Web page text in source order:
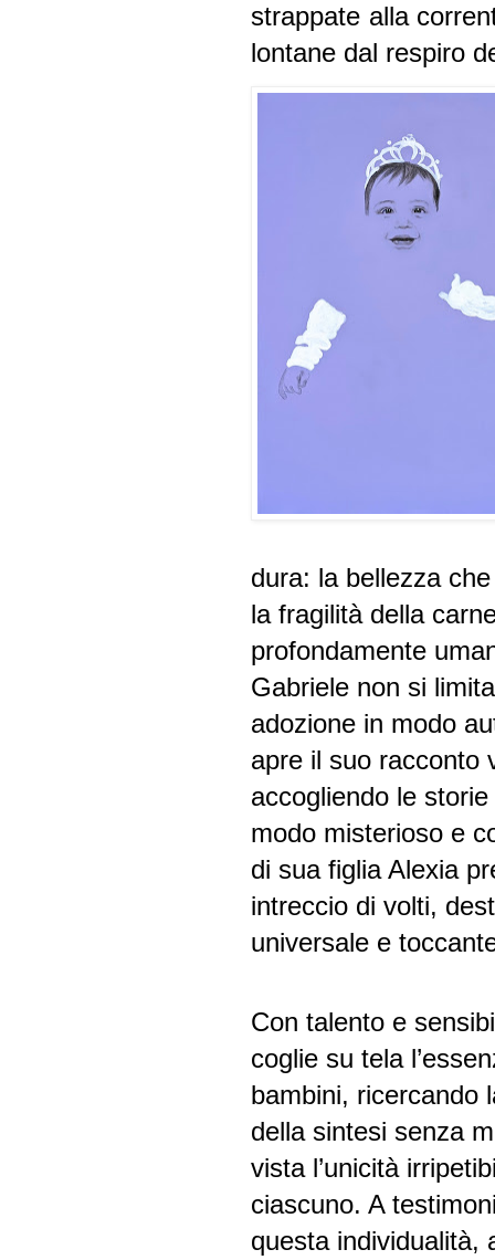
strappate alla
lontane dal respiro
dura: la bellezza
la fragilità della
profondamente
Gabriele non si
adozione in modo
apre il suo racconto
accogliendo le
modo misterioso e
di sua figlia Alexia
intreccio di volti,
universale e
Con talento e
coglie su tela
bambini, ricercando
della sintesi senza
vista l’unicità
ciascuno. A
questa individualità,